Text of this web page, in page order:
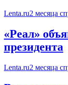
Lenta.ru2 месяца
«Реал»
президента
Lenta.ru2 месяца